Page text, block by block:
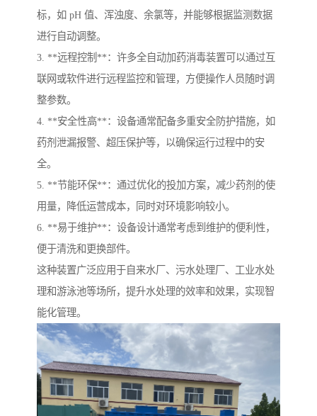
标，如 pH 值、浑浊度、余氯等，并能够根据监测数据
进行自动调整。
3. **远程控制**：许多全自动加药消毒装置可以通过互
联网或软件进行远程监控和管理，方便操作人员随时调
整参数。
4. **安全性高**：设备通常配备多重安全防护措施，如
药剂泄漏报警、超压保护等，以确保运行过程中的安
全。
5. **节能环保**：通过优化的投加方案，减少药剂的使
用量，降低运营成本，同时对环境影响较小。
6. **易于维护**：设备设计通常考虑到维护的便利性，
便于清洗和更换部件。
这种装置广泛应用于自来水厂、污水处理厂、工业水处
理和游泳池等场所，提升水处理的效率和效果，实现智
能化管理。